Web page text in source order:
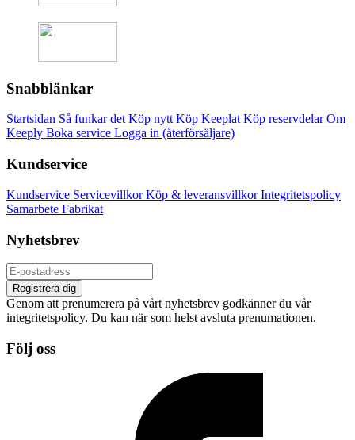
Snabblänkar
Startsidan Så funkar detKöp nyttKöp KeeplatKöp reservdelarOm
Keeply Boka service Logga in (återförsäljare)
Kundservice
Kundservice ServicevillkorKöp & leveransvillkorIntegritetspolicy
Samarbete Fabrikat
Nyhetsbrev
Registrera dig
Genom att prenumerera på vårt nyhetsbrev godkänner du vår
integritetspolicy. Du kan när som helst avsluta prenumationen.
Följ oss